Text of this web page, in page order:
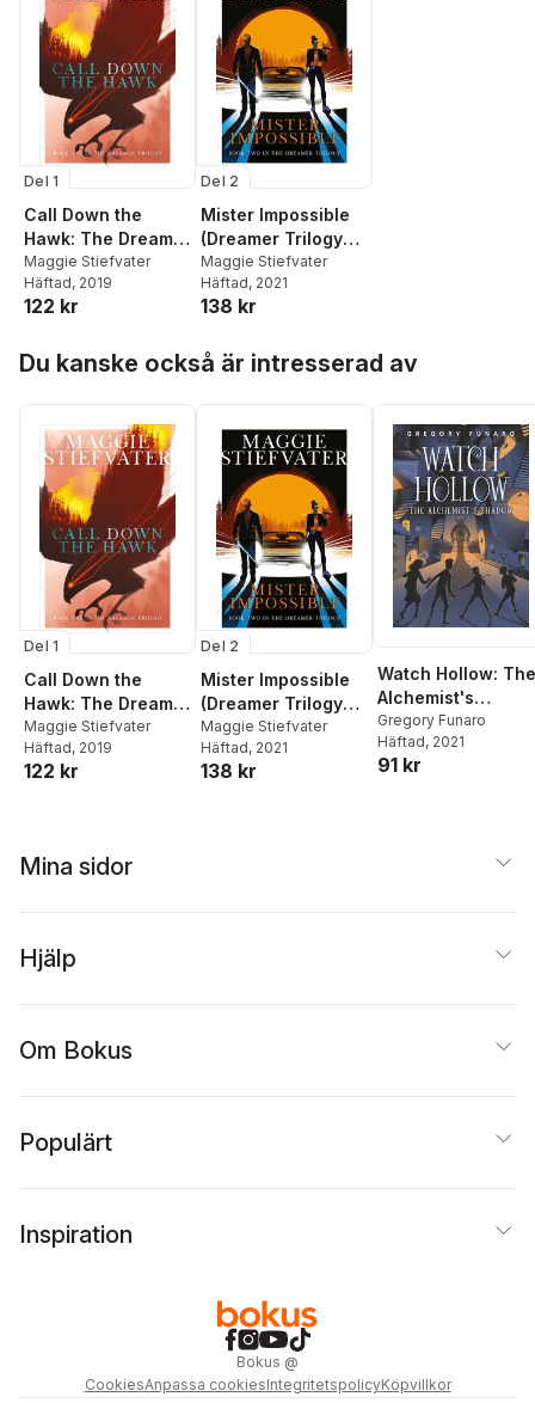
Del 1
Call Down the
Hawk: The Dreamer
Trilogy #1
Maggie Stiefvater
Häftad, 2019
122 kr
Del 2
Mister Impossible
(Dreamer Trilogy
#2)
Maggie Stiefvater
Häftad, 2021
138 kr
Du kanske också är intresserad av
Del 1
Call Down the
Hawk: The Dreamer
Trilogy #1
Maggie Stiefvater
Häftad, 2019
122 kr
Del 2
Mister Impossible
(Dreamer Trilogy
#2)
Maggie Stiefvater
Häftad, 2021
138 kr
Watch Hollow: The
Alchemist's
Shadow
Gregory Funaro
Häftad, 2021
91 kr
Mina sidor
Hjälp
Om Bokus
Populärt
Inspiration
Bokus @
CookiesAnpassa cookiesIntegritetspolicyKöpvillkor